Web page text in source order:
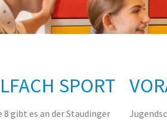
SPORT
8 gibt es an der Staudinger